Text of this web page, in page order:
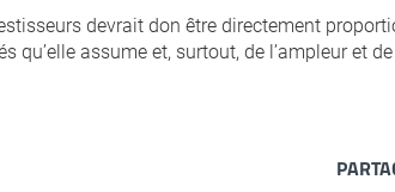
devrait don être directement
qu’elle assume et, surtout, de l’ampleur et